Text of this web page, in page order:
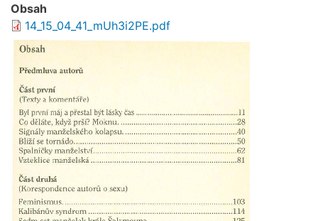
Obsah
14_15_04_41_mUh3i2PE.pdf